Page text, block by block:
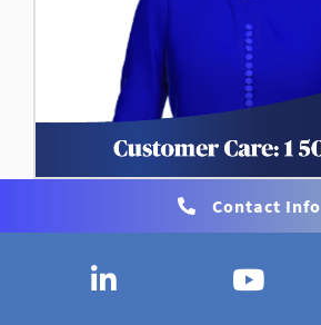
Contact Info